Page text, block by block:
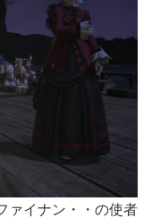
ァイナン・・の使者